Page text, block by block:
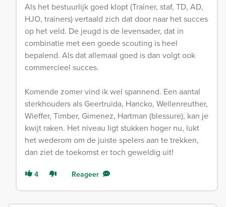
Als het bestuurlijk goed klopt (Trainer, staf, TD, AD,
HJO, trainers) vertaald zich dat door naar het succes
op het veld. De jeugd is de levensader, dat in
combinatie met een goede scouting is heel
bepalend. Als dat allemaal goed is dan volgt ook
commercieel succes.
Komende zomer vind ik wel spannend. Een aantal
sterkhouders als Geertruida, Hancko, Wellenreuther,
Wieffer, Timber, Gimenez, Hartman (blessure), kan je
kwijt raken. Het niveau ligt stukken hoger nu, lukt
het wederom om de juiste spelers aan te trekken,
dan ziet de toekomst er toch geweldig uit!
4 Reageer